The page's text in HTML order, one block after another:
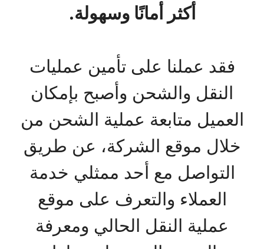
أكثر أمانًا وسهولة.
فقد عملنا على تأمين عمليات
النقل والشحن وأصبح بإمكان
العميل متابعة عملية الشحن من
خلال موقع الشركة، عن طريق
التواصل مع أحد ممثلي خدمة
العملاء والتعرف على موقع
عملية النقل الحالي ومعرفة